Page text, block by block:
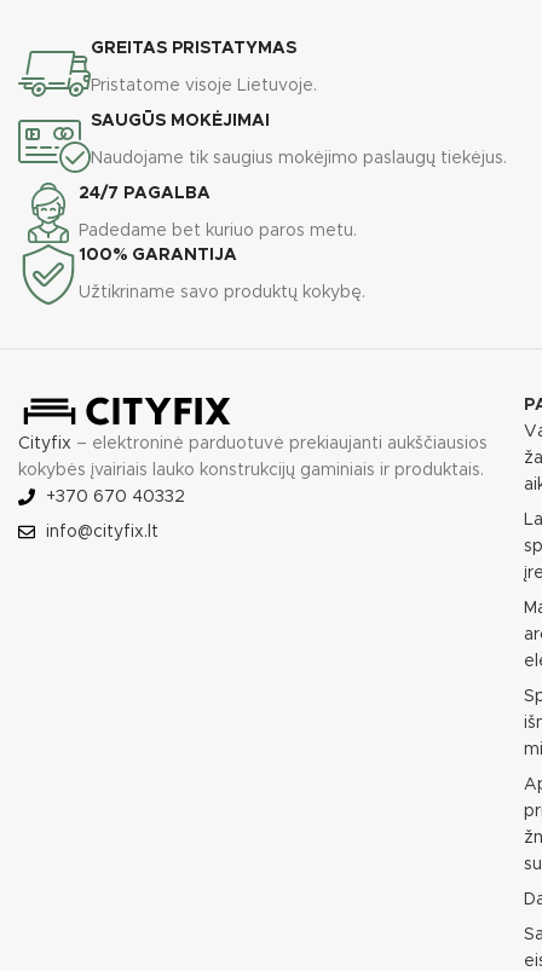
GREITAS PRISTATYMAS
Pristatome visoje Lietuvoje.
SAUGŪS MOKĖJIMAI
Naudojame tik saugius mokėjimo paslaugų tiekėjus.
24/7 PAGALBA
Padedame bet kuriuo paros metu.
100% GARANTIJA
Užtikriname savo produktų kokybę.
Cityfix – elektroninė parduotuvė prekiaujanti aukščiausios
kokybės įvairiais lauko konstrukcijų gaminiais ir produktais.
+370 670 40332
info@cityfix.lt